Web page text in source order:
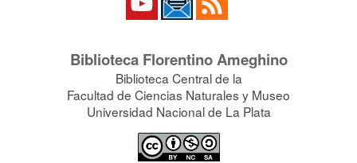
Biblioteca Florentino Ameghino
Biblioteca Central de la
Facultad de Ciencias Naturales y Museo
Universidad Nacional de La Plata